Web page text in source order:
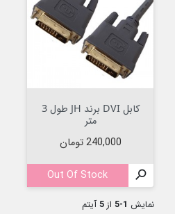
کابل DVI برند JH طول 3
متر
قیمت
240,000 تومان

Out Of Stock
نمایش 1-5 از 5آیتم